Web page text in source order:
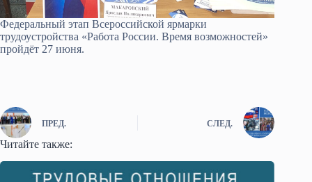
Федеральный этап Всероссийской ярмарки
трудоустройства «Работа России. Время возможностей»
пройдёт 27 июня.
ПРЕД. СЛЕД.
Читайте также: